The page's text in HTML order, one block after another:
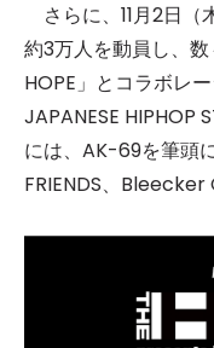
さらに、11月2日（
約3万人を動員し、
HOPE」とコラボレ
JAPANESE HIPHOP
には、AK-69を筆頭
FRIENDS、Bleecker